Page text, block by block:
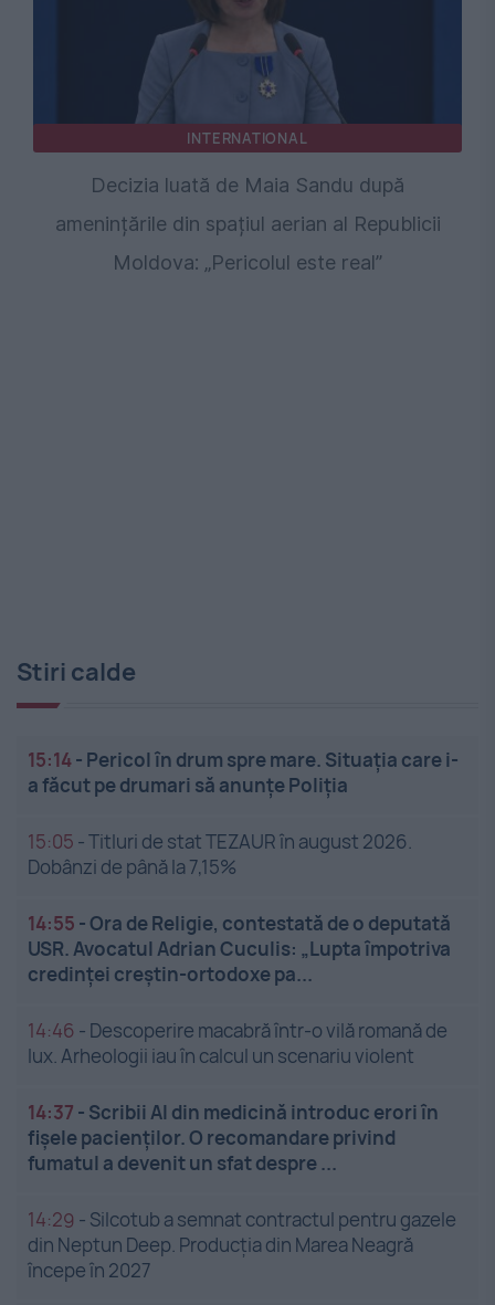
INTERNATIONAL
Decizia luată de Maia Sandu după
amenințările din spațiul aerian al Republicii
Moldova: „Pericolul este real”
Stiri calde
15:14- Pericol în drum spre mare. Situația care i-
a făcut pe drumari să anunțe Poliția
15:05 -Titluri de stat TEZAUR în august 2026.
Dobânzi de până la 7,15%
14:55 -Ora de Religie, contestată de o deputată
USR. Avocatul Adrian Cuculis: „Lupta împotriva
credinței creștin-ortodoxe pa...
14:46 - Descoperire macabră într-o vilă romană de
lux. Arheologii iau în calcul un scenariu violent
14:37 - Scribii AI din medicină introduc erori în
fișele pacienților. O recomandare privind
fumatul a devenit un sfat despre ...
14:29 - Silcotub a semnat contractul pentru gazele
din Neptun Deep. Producția din Marea Neagră
începe în 2027